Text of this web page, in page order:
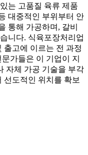
는 고품질 육류 제품
대중적인 부위부터 안
통해 가공하며, 갈비
니다. 식육포장처리업
고에 이르는 전 과정
가들은 이 기업이 지
자체 가공 기술을 부각
도적인 위치를 확보